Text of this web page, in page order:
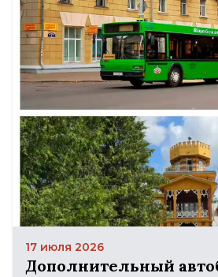
17 июля 2026
Дополнительный